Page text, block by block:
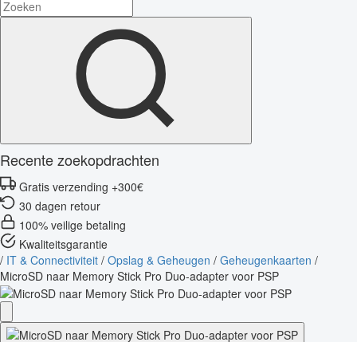
Recente zoekopdrachten
Gratis verzending +300€
30 dagen retour
100% veilige betaling
Kwaliteitsgarantie
/ IT & Connectiviteit / Opslag & Geheugen / Geheugenkaarten /
MicroSD naar Memory Stick Pro Duo-adapter voor PSP